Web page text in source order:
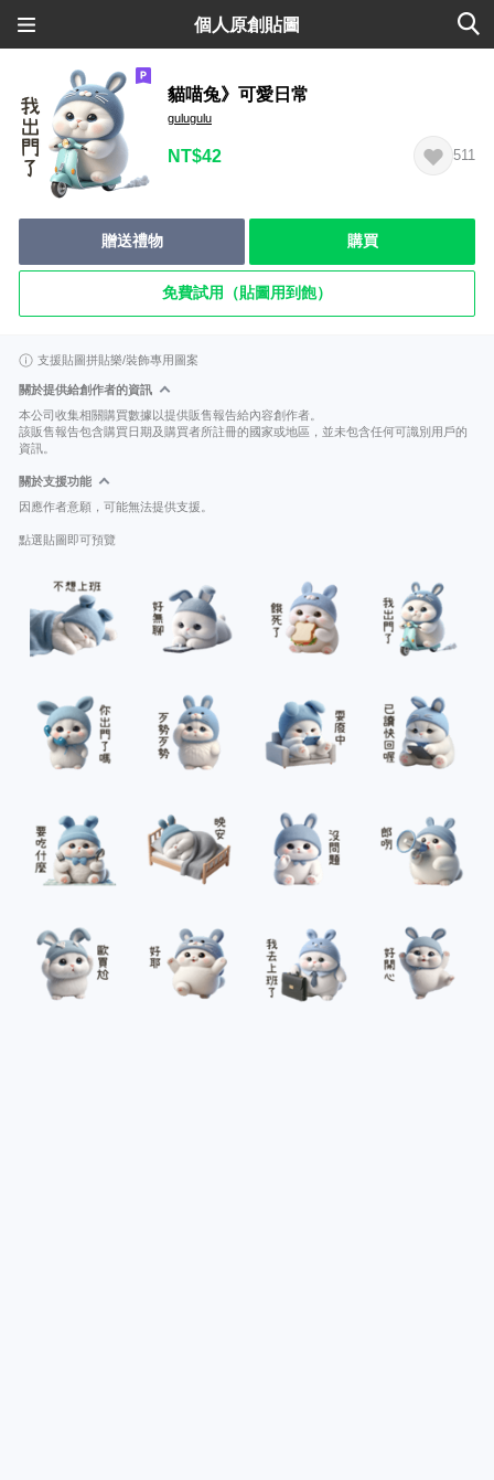
個人原創貼圖
貓喵兔》可愛日常
gulugulu
NT$42 511
贈送禮物 購買
免費試用（貼圖用到飽）
支援貼圖拼貼樂/裝飾專用圖案
關於提供給創作者的資訊
本公司收集相關購買數據以提供販售報告給內容創作者。
該販售報告包含購買日期及購買者所註冊的國家或地區，並未包含任何可識別用戶的
資訊。
關於支援功能
因應作者意願，可能無法提供支援。
點選貼圖即可預覽